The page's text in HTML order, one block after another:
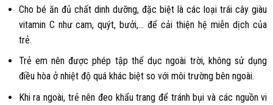
Cho bé ăn đủ chất dinh dưỡng, đặc biệt là các loại trái cây giàu
vitamin C như cam, quýt, bưởi,… để cải thiện hệ miễn dịch của
trẻ.
Trẻ em nên được phép tập thể dục ngoài trời, không sử dụng
điều hòa ở nhiệt độ quá khác biệt so với môi trường bên ngoài.
Khi ra ngoài, trẻ nên đeo khẩu trang để tránh bụi và các nguồn vi